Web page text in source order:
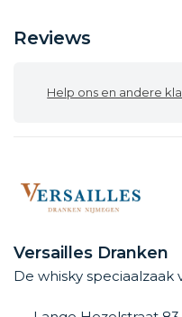
Reviews
Help ons en andere
Versailles Dranken
De whisky speciaalzaak